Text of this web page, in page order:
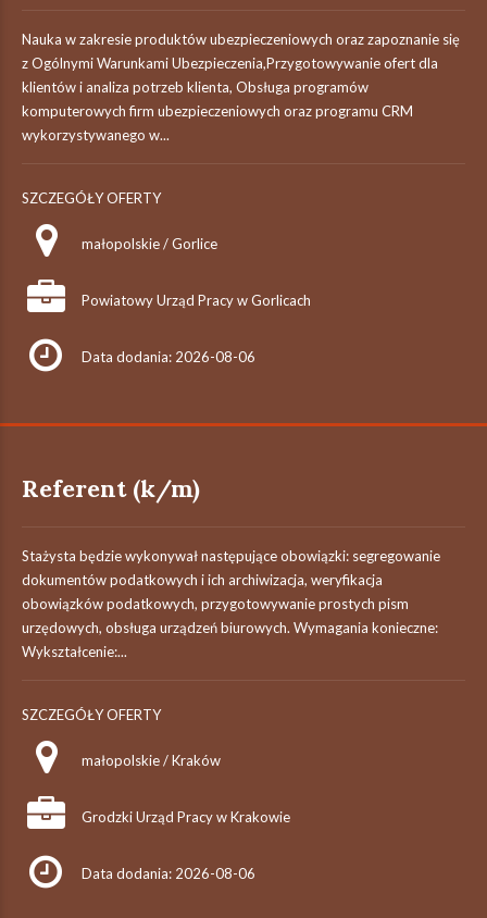
Nauka w zakresie produktów ubezpieczeniowych oraz zapoznanie się
z Ogólnymi Warunkami Ubezpieczenia,Przygotowywanie ofert dla
klientów i analiza potrzeb klienta, Obsługa programów
komputerowych firm ubezpieczeniowych oraz programu CRM
wykorzystywanego w...
SZCZEGÓŁY OFERTY
małopolskie / Gorlice
Powiatowy Urząd Pracy w Gorlicach
Data dodania: 2026-08-06
Referent (k/m)
Stażysta będzie wykonywał następujące obowiązki: segregowanie
dokumentów podatkowych i ich archiwizacja, weryfikacja
obowiązków podatkowych, przygotowywanie prostych pism
urzędowych, obsługa urządzeń biurowych. Wymagania konieczne:
Wykształcenie:...
SZCZEGÓŁY OFERTY
małopolskie / Kraków
Grodzki Urząd Pracy w Krakowie
Data dodania: 2026-08-06